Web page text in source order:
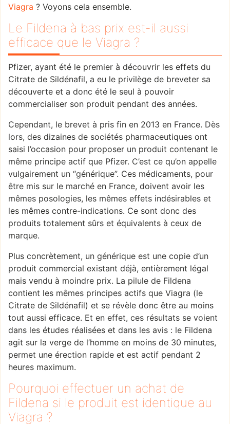
Viagra ? Voyons cela ensemble.
Le Fildena à bas prix est-il aussi
efficace que le Viagra ?
Pfizer, ayant été le premier à découvrir les effets du
Citrate de Sildénafil, a eu le privilège de breveter sa
découverte et a donc été le seul à pouvoir
commercialiser son produit pendant des années.
Cependant, le brevet à pris fin en 2013 en France. Dès
lors, des dizaines de sociétés pharmaceutiques ont
saisi l’occasion pour proposer un produit contenant le
même principe actif que Pfizer. C’est ce qu’on appelle
vulgairement un “générique”. Ces médicaments, pour
être mis sur le marché en France, doivent avoir les
mêmes posologies, les mêmes effets indésirables et
les mêmes contre-indications. Ce sont donc des
produits totalement sûrs et équivalents à ceux de
marque.
Plus concrètement, un générique est une copie d’un
produit commercial existant déjà, entièrement légal
mais vendu à moindre prix. La pilule de Fildena
contient les mêmes principes actifs que Viagra (le
Citrate de Sildénafil) et se révèle donc être au moins
tout aussi efficace. Et en effet, ces résultats se voient
dans les études réalisées et dans les avis : le Fildena
agit sur la verge de l’homme en moins de 30 minutes,
permet une érection rapide et est actif pendant 2
heures maximum.
Pourquoi effectuer un achat de
Fildena si le produit est identique au
Viagra ?